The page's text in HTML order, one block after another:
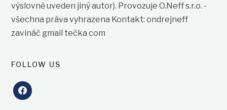
výslovně uveden jiný autor). Provozuje O.Neff s.r.o. -
všechna práva vyhrazena Kontakt: ondrejneff
zavináč gmail tečka com
FOLLOW US
facebook